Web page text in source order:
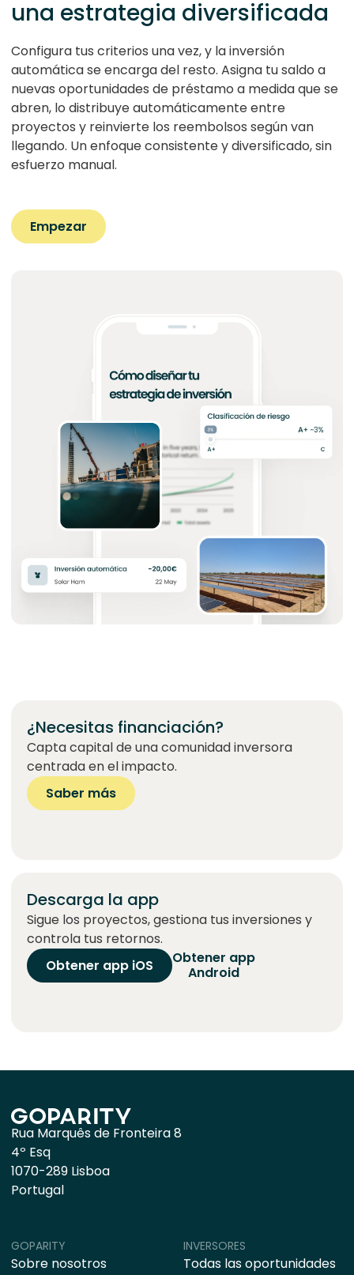
una estrategia diversificada
Configura tus criterios una vez, y la inversión
automática se encarga del resto. Asigna tu saldo a
nuevas oportunidades de préstamo a medida que se
abren, lo distribuye automáticamente entre
proyectos y reinvierte los reembolsos según van
llegando. Un enfoque consistente y diversificado, sin
esfuerzo manual.
Empezar
¿Necesitas financiación?
Capta capital de una comunidad inversora
centrada en el impacto.
Saber más
Descarga la app
Sigue los proyectos, gestiona tus inversiones y
controla tus retornos.
Obtener app iOS
Obtener app
Android
Rua Marquês de Fronteira 8
4º Esq
1070-289 Lisboa
Portugal
GOPARITY
Sobre nosotros
INVERSORES
Todas las oportunidades